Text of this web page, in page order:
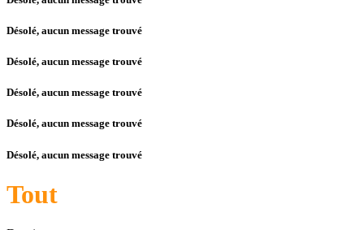
Désolé, aucun message trouvé
Désolé, aucun message trouvé
Désolé, aucun message trouvé
Désolé, aucun message trouvé
Désolé, aucun message trouvé
Tout